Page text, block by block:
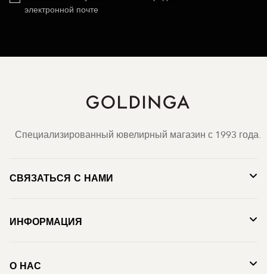
электронной почте
Специализированный ювелирный магазин с 1993 года.
СВЯЗАТЬСЯ С НАМИ
ИНФОРМАЦИЯ
О НАС